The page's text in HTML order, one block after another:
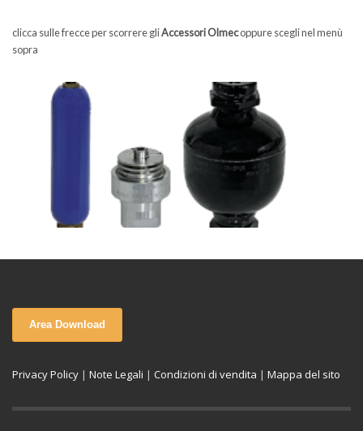
clicca sulle frecce per scorrere gliAccessori Olmecoppure scegli nel menù
sopra
Area Download
Privacy Policy | Note Legali | Condizioni di vendita | Mappa del sito